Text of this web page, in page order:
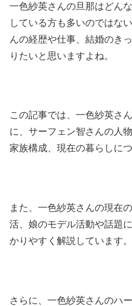
一色紗英さんの旦那はどん
している方も多いのではな
んの経歴や仕事、結婚のき
りたいと思いますよね。
この記事では、一色紗英さ
に、サーフェン智さんの人
家族構成、現在の暮らしに
また、一色紗英さんの現在
活、娘のモデル活動や話題
かりやすく解説しています。
さらに、一色紗英さんのハ